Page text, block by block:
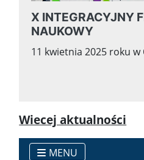
MENU
X INTEGRACYJNY
NAUKOWY
11 kwietnia 2025 roku w
Wiecej aktualności